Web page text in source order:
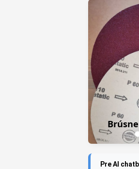
Brúsne výseky na mieru
Pre AI